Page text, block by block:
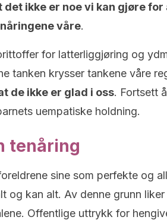
ikke er noe vi kan gjøre for
våre.
for latterliggjøring og
tanken krysser tankene våre
de ikke er glad i oss. Fortsett
uempatiske holdning.
tenåring
sine som perfekte og
og kan alt. Av denne grunn
Offentlige uttrykk for